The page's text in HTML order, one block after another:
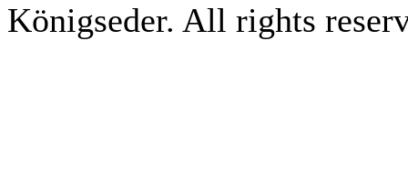
Königseder. All rights